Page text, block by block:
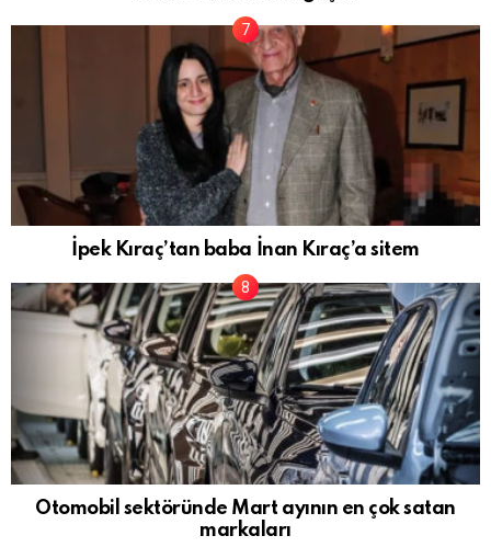
İpek Kıraç’tan baba İnan Kıraç’a sitem
Otomobil sektöründe Mart ayının en çok satan
markaları